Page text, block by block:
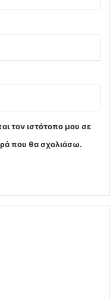
τον ιστότοπο μου σε
που θα σχολιάσω.